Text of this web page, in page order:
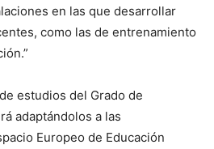
en las que desarrollar
como las de entrenamiento
estudios del Grado de
adaptándolos a las
Europeo de Educación